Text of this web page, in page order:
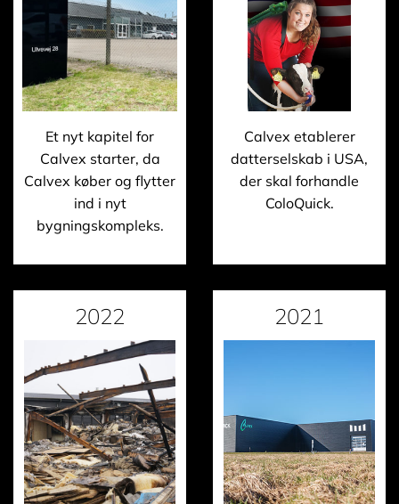
Et nyt kapitel for
Calvex starter, da
Calvex køber og flytter
ind i nyt
bygningskompleks.
Calvex etablerer
datterselskab i USA,
der skal forhandle
ColoQuick.
2022 2021